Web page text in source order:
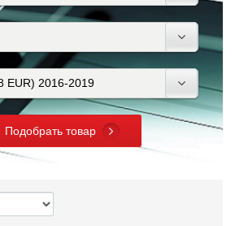
Подобрать товар